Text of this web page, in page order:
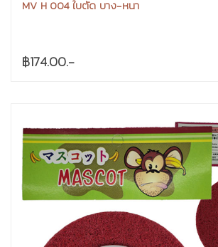
MV H 004 ใบตัด บาง-หนา
฿174.00.-